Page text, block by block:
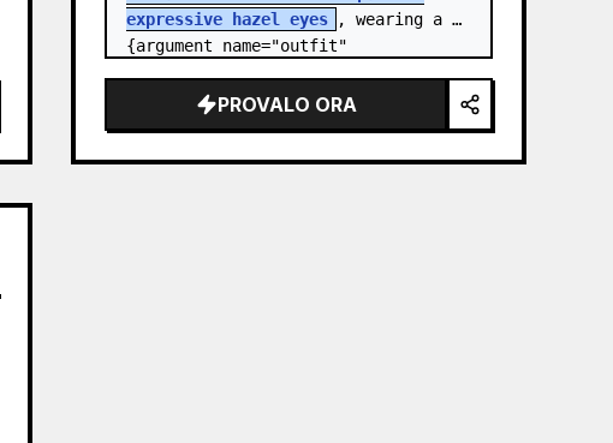
expressive hazel eyes
, wearing a
{argument name="outfit"
red streetwear outfit consisting of
a…
PROVALO ORA